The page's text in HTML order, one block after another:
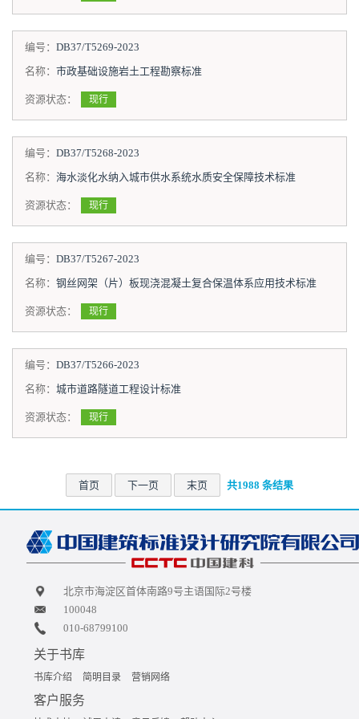
编号： DB37/T5269-2023
名称： 市政基础设施岩土工程勘察标准
资源状态： 现行
编号： DB37/T5268-2023
名称： 海水淡化水纳入城市供水系统水质安全保障技术标准
资源状态： 现行
编号： DB37/T5267-2023
名称： 钢丝网架（片）板现浇混凝土复合保温体系应用技术标准
资源状态： 现行
编号： DB37/T5266-2023
名称： 城市道路隧道工程设计标准
资源状态： 现行
首页 下一页 末页 共1988 条结果
北京市海淀区首体南路9号主语国际2号楼
100048
010-68799100
关于书库
书库介绍 简明目录 营销网络
客户服务